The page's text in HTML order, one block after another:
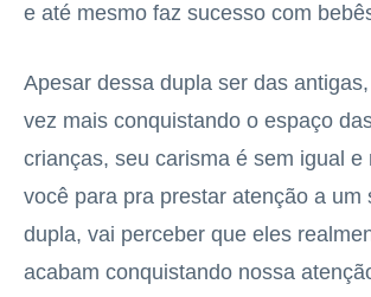
e até mesmo faz sucesso com
Apesar dessa dupla ser das
vez mais conquistando o espaço
crianças, seu carisma é sem igual e
você para pra prestar atenção a um
dupla, vai perceber que eles
acabam conquistando nossa